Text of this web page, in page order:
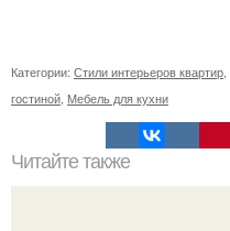
Категории: Стили интерьеров квартир
гостиной Мебель для кухни
Читайте также